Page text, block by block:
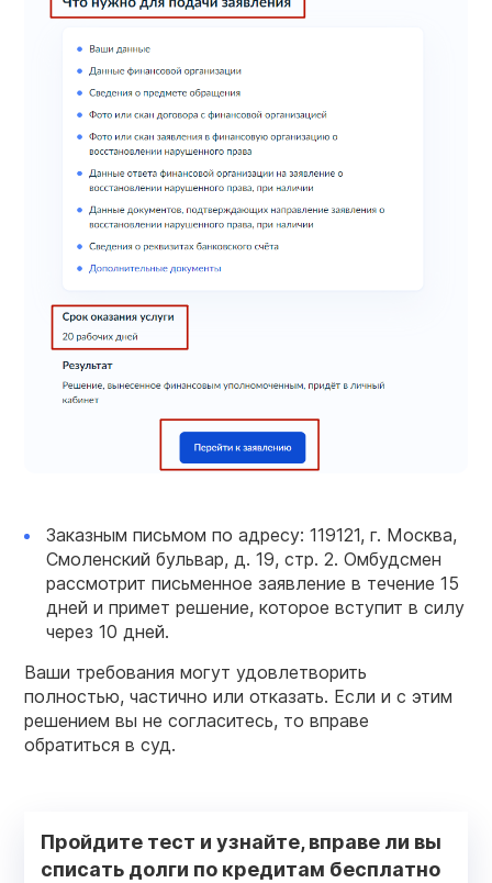
Заказным письмом по адресу: 119121, г. Москва,
Смоленский бульвар, д. 19, стр. 2. Омбудсмен
рассмотрит письменное заявление в течение 15
дней и примет решение, которое вступит в силу
через 10 дней.
Ваши требования могут удовлетворить
полностью, частично или отказать. Если и с этим
решением вы не согласитесь, то вправе
обратиться в суд.
Пройдите тест и узнайте, вправе ли вы
списать долги по кредитам бесплатно